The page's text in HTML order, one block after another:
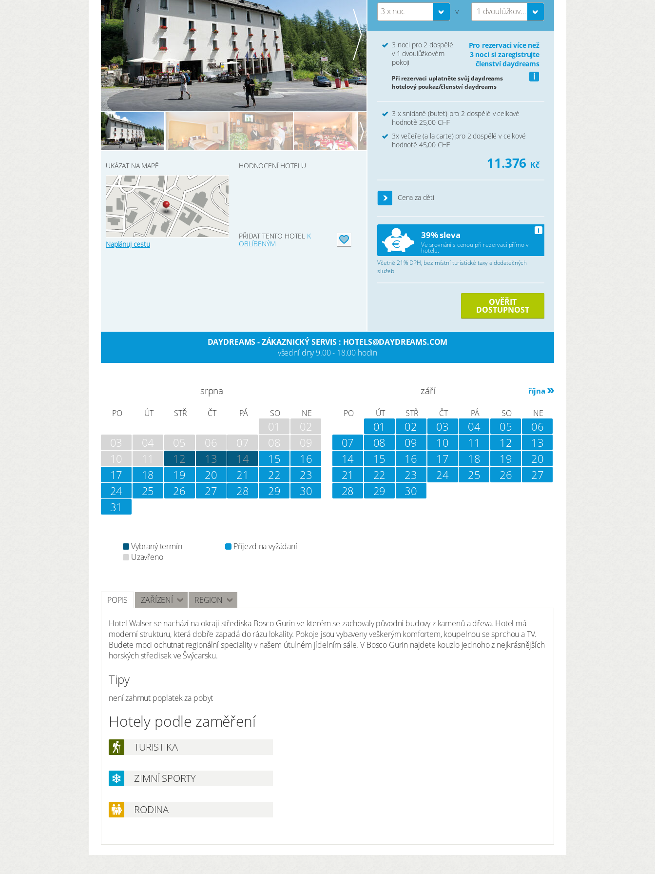
UKÁZAT NA MAPĚ
Naplánuj cestu
HODNOCENÍ HOTELU
PŘIDAT TENTO HOTEL K
OBLÍBENÝM
3 x noc V 1 dvoulůžkový pokoj
3 noci pro 2 dospělé
v 1 dvoulůžkovém
pokoji
Pro rezervaci více než
3 nocí si zaregistrujte
členství daydreams
i
Při rezervaci uplatněte svůj daydreams
hotelový poukaz/členství daydreams
3 x snídaně (bufet) pro 2 dospělé v celkové
hodnotě 25,00 CHF
3x večeře (a la carte) pro 2 dospělé v celkové
hodnotě 45,00 CHF
11.376 Kč
Cena za děti
39% sleva
Ve srovnání s cenou při rezervaci přímo v
hotelu.
i
Včetně 21% DPH, bez místní turistické taxy a dodatečných
služeb.
OVĚŘIT
DOSTUPNOST
DAYDREAMS - ZÁKAZNICKÝ SERVIS : HOTELS@DAYDREAMS.COM
všední dny 9.00 - 18.00 hodin
srpna
PO ÚT STŘ ČT PÁ SO NE
01
02
03
04 05 06 07 08
09
10
11 12 13 14 15
16
17
18 19 20 21 22
23
24
25 26 27 28 29
30
31
října
září
PO ÚT STŘ ČT PÁ SO NE
01 02 03 04 05
06
07
08 09 10 11 12
13
14
15 16 17 18 19
20
21
22 23 24 25 26
27
28
29 30
Vybraný termín
Příjezd na vyžádaní
Uzavřeno
POPIS ZAŘÍZENÍ REGION
Hotel Walser se nachází na okraji střediska Bosco Gurin ve kterém se zachovaly původní budovy z kamenů a dřeva. Hotel má
moderní strukturu, která dobře zapadá do rázu lokality. Pokoje jsou vybaveny veškerým komfortem, koupelnou se sprchou a TV.
Budete moci ochutnat regionální speciality v našem útulném jídelním sále. V Bosco Gurin najdete kouzlo jednoho z nejkrásnějších
horských středisek ve Švýcarsku.
Tipy
není zahrnut poplatek za pobyt
Hotely podle zaměření
TURISTIKA
ZIMNÍ SPORTY
RODINA